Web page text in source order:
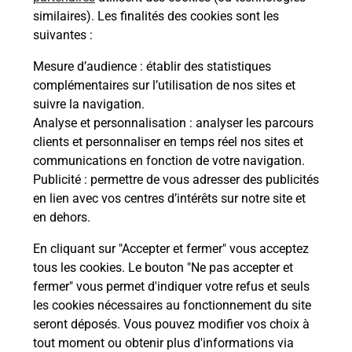
similaires). Les finalités des cookies sont les
suivantes :
Mesure d’audience : établir des statistiques
complémentaires sur l’utilisation de nos sites et
suivre la navigation.
Analyse et personnalisation : analyser les parcours
clients et personnaliser en temps réel nos sites et
communications en fonction de votre navigation.
Publicité : permettre de vous adresser des publicités
en lien avec vos centres d’intérêts sur notre site et
en dehors.
En cliquant sur "Accepter et fermer" vous acceptez
tous les cookies. Le bouton "Ne pas accepter et
fermer" vous permet d'indiquer votre refus et seuls
les cookies nécessaires au fonctionnement du site
seront déposés. Vous pouvez modifier vos choix à
tout moment ou obtenir plus d'informations via
74190 Passy
Boîte aux Lettres La Poste
Prochaine collecte du courriermardià 09h00
370 Avenue Des Raches
74190 Passy
Le lien s'ouvre dans un nouvel onglet
Localiser Liste Boîtes aux lettres Haute-Savoie Passy